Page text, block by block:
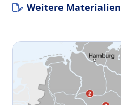
Weitere Materialien